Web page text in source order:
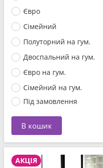
Євро
Сімейний
Полуторний на гум.
Двоспальний на гум.
Євро на гум.
Сімейний на гум.
Під замовлення
В кошик
АКЦІЯ